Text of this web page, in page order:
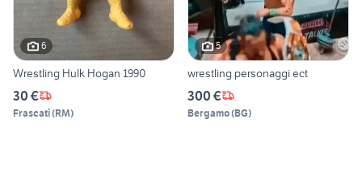
6
Wrestling Hulk Hogan 1990
30 €
Frascati(RM)
5
wrestling personaggi ect
300 €
Bergamo(BG)